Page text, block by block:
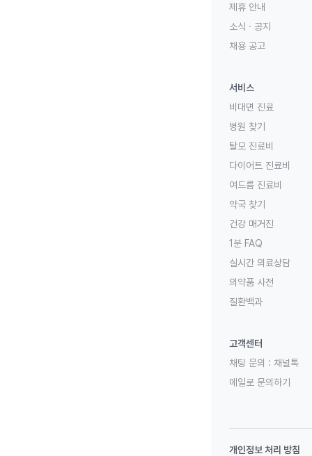
제휴 안내
소식 · 공지
채용 공고
서비스
비대면 진료
병원 찾기
탈모 진료비
다이어트 진료비
여드름 진료비
약국 찾기
건강 매거진
1분 FAQ
실시간 의료상담
의약품 사전
질환백과
고객센터
채팅 문의 : 채널톡
메일로 문의하기
개인정보 처리 방침